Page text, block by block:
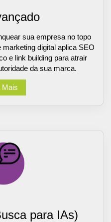
sua empresa no topo
digital aplica SEO
e link building para atrair
da sua marca.
Mais
para IAs)